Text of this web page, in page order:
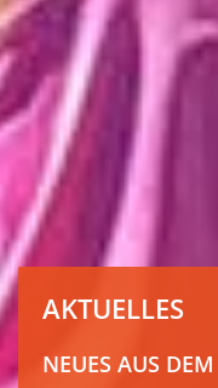
AKTUELLES
NEUES AUS DEM